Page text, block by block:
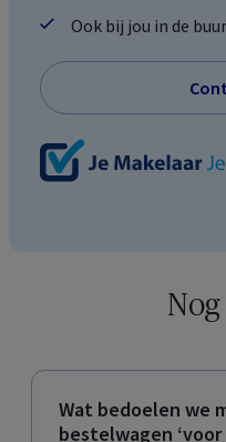
Ook bij jou in de
Nog
Wat bedoelen we
bestelwagen ‘voor